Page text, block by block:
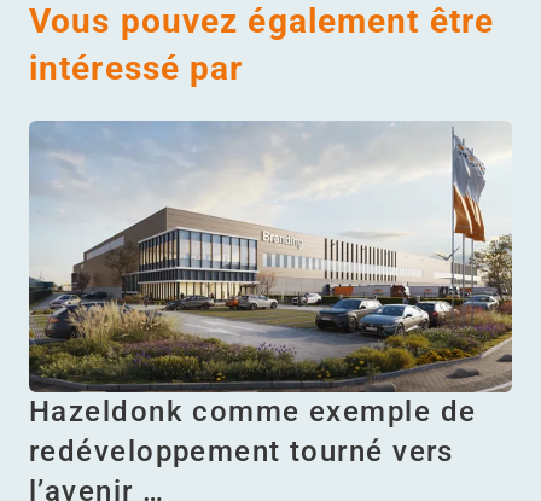
Vous pouvez également être
intéressé par
Hazeldonk comme exemple de
redéveloppement tourné vers
l’avenir …